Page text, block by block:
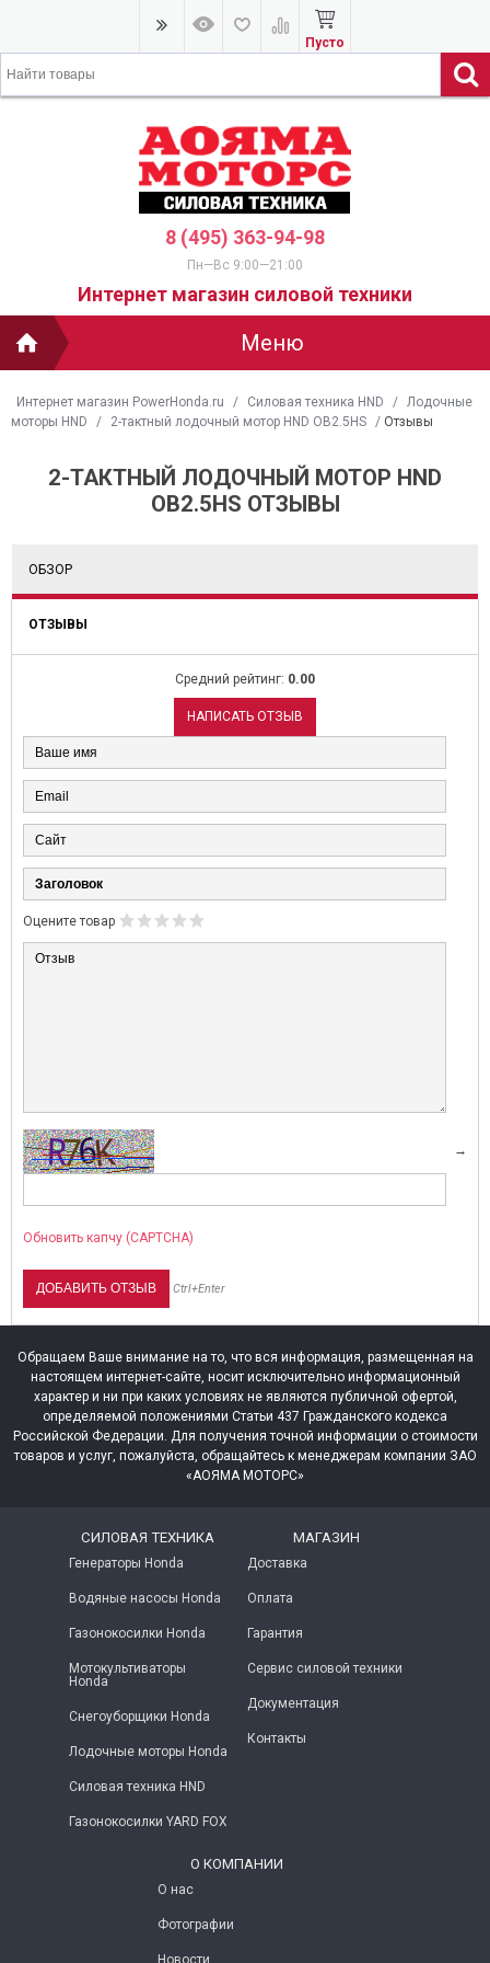
Пусто
8 (495) 363-94-98
Пн—Вс 9:00—21:00
Интернет магазин силовой техники
Меню
Интернет магазин PowerHonda.ru / Силовая техника HND / Лодочные
моторы HND
/ 2-тактный лодочный мотор HND OB2.5HS / Отзывы
НА ВСЕ МОТОПОМПЫ HONDA!
лето в самом разгаре — самое время
о надёжной технике для вашего...
далее→
Представляем
двигателями Honda!
наших салонах....
Читать далее →
2-ТАКТНЫЙ ЛОДОЧНЫЙ МОТОР HND
OB2.5HS ОТЗЫВЫ
ОБЗОР
ОТЗЫВЫ
Средний рейтинг: 0.00
НАПИСАТЬ ОТЗЫВ
Оцените товар
→
Обновить капчу (CAPTCHA)
Ctrl+Enter
Обращаем Ваше внимание на то, что вся информация, размещенная на
настоящем интернет-сайте, носит исключительно информационный
характер и ни при каких условиях не являются публичной офертой,
определяемой положениями Статьи 437 Гражданского кодекса
Российской Федерации. Для получения точной информации о стоимости
товаров и услуг, пожалуйста, обращайтесь к менеджерам компании ЗАО
«АОЯМА МОТОРС»
СИЛОВАЯ ТЕХНИКА
Генераторы Honda
Водяные насосы Honda
Газонокосилки Honda
Мотокультиваторы
Honda
Снегоуборщики Honda
Лодочные моторы Honda
Силовая техника HND
Газонокосилки YARD FOX
МАГАЗИН
Доставка
Оплата
Гарантия
Сервис силовой техники
Документация
Контакты
О КОМПАНИИ
О нас
Фотографии
Новости